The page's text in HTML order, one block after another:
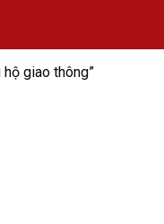
giao thông”